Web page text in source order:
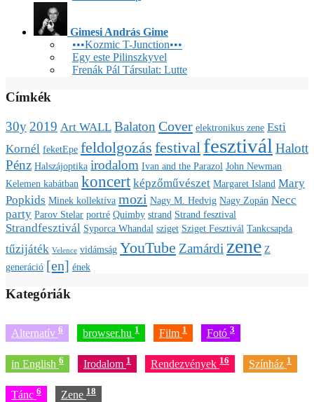
Gimesi András Gime
•••Kozmic T-Junction•••
Egy este Pilinszkyvel
Frenák Pál Társulat: Lutte
Címkék
30y 2019 Art WALL Balaton Cover elektronikus zene Esti
Kornél feketEpe feldolgozás festival fesztivál Halott
Pénz Halszájoptika irodalom Ivan and the Parazol John Newman
Kelemen kabátban koncert képzőművészet Margaret Island Mary
Popkids Minek kollektíva mozi Nagy M. Hedvig Nagy Zopán Necc
party Parov Stelar portré Quimby strand Strand fesztival
Strandfesztivál Syporca Whandal sziget Sziget Fesztivál Tankcsapda
tűzijáték Velence vidámság YouTube Zamárdi zene Z
generáció [en] ének
Kategóriák
Alternatív 6 browser.hu 1 Film 1 Fotó 3
in English 6 Irodalom 1 Rendezvények 16 Színház 1
Tánc 6 Zene 18